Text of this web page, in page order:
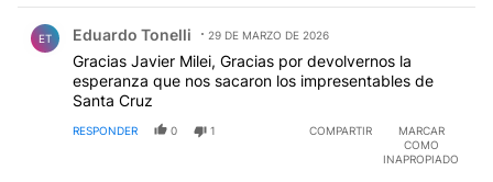
ET Eduardo Tonelli 29 DE MARZO DE 2026
Gracias Javier Milei, Gracias por devolvernos la
esperanza que nos sacaron los impresentables de
Santa Cruz
RESPONDER 0 1 COMPARTIR
MARCAR
COMO
INAPROPIADO